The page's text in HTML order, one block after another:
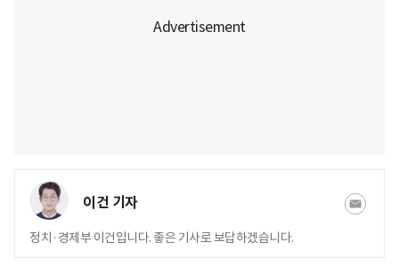
이건 기자
정치·경제부 이건입니다. 좋은 기사로 보답하겠습니다.